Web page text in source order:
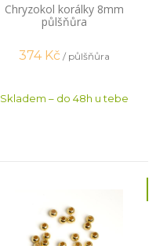
Chryzokol korálky 8mm
půlšňůra
374 Kč / půlšňůra
Skladem – do 48h u tebe